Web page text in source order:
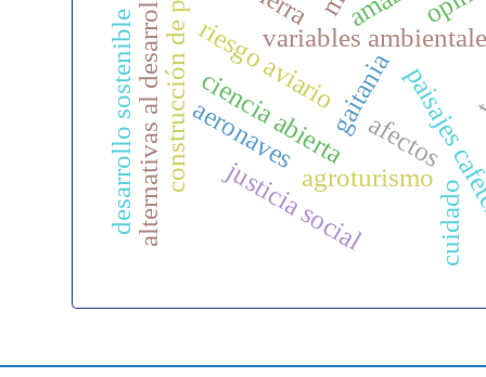
variables
riesgo aviario
aeronaves gaitania
agroturismo
construcción de pazciencia abierta
justicia social cuidado
afectos
alternativas al desarrollo
desarrollo sostenible